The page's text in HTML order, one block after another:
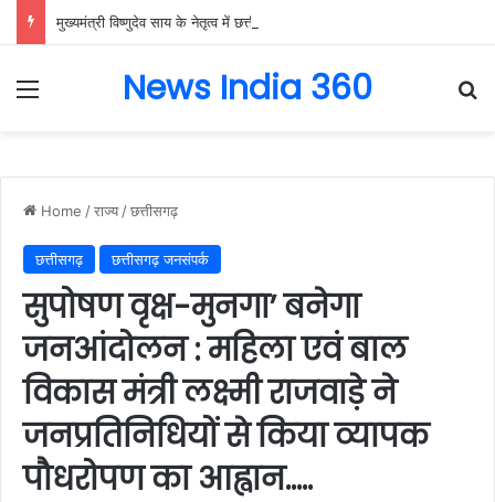
Menu News India 360
Home /राज्य /छत्तीसगढ़
छत्तीसगढ़ छत्तीसगढ़ जनसंपर्क
सुपोषण वृक्ष-मुनगा’ बनेगा
जनआंदोलन : महिला एवं बाल
विकास मंत्री लक्ष्मी राजवाड़े ने
जनप्रतिनिधियों से किया व्यापक
पौधरोपण का आह्वान…..